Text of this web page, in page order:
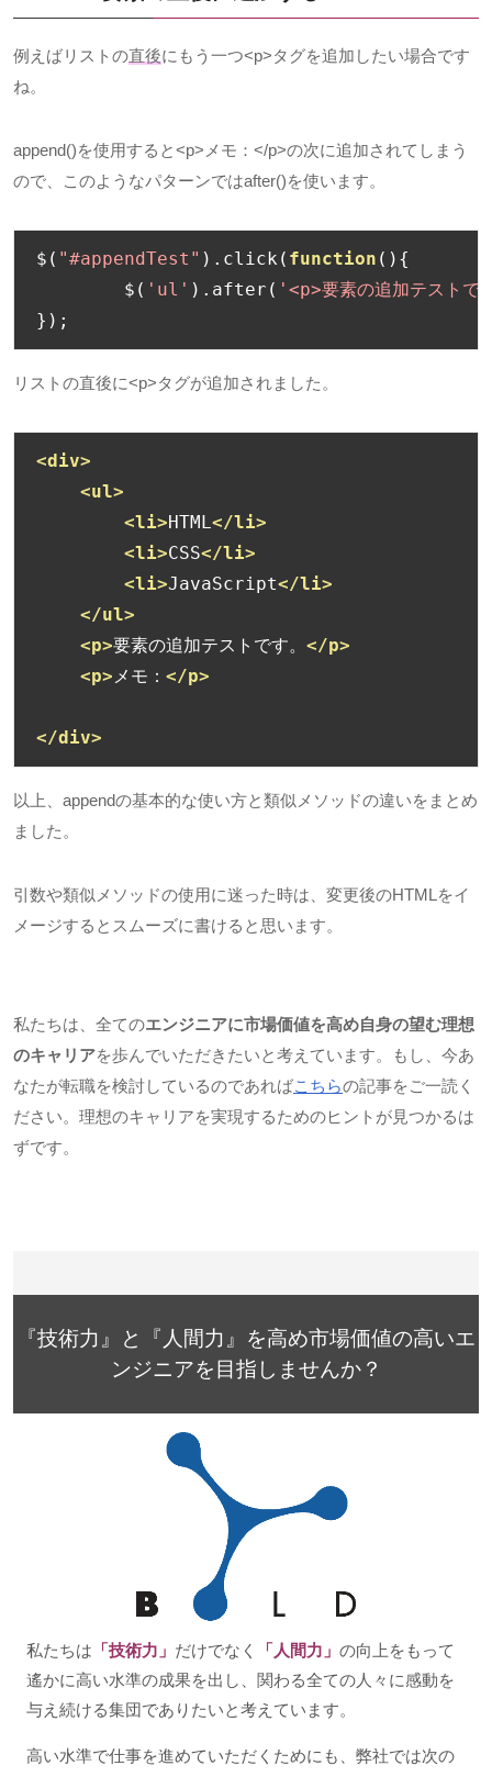
例えばリストの直後にもう一つ<p>タグを追加したい場合です
ね。
append()を使用すると<p>メモ： </p>の次に追加されてしまう
ので、このようなパターンではafter()を使います。
$ ( "#appendTest" ). click ( function (){
	$
( 'ul' ). after ( '<p>要素の追加テスト
});
リストの直後に<p>タグが追加されました。
<div>
<ul>
<li>HTML</li>
<li>CSS</li>
<li>JavaScript</li>
</ul>
<p>要素の追加テストです。 </p>
<p>メモ： </p>
</div>
以上、appendの基本的な使い方と類似メソッドの違いをまとめ
ました。
引数や類似メソッドの使用に迷った時は、変更後のHTMLをイ
メージするとスムーズに書けると思います。
私たちは、全てのエンジニアに市場価値を高め自身の望む理想
のキャリアを歩んでいただきたいと考えています。もし、今あ
なたが転職を検討しているのであればこちらの記事をご一読く
ださい。理想のキャリアを実現するためのヒントが見つかるは
ずです。
『技術力』と『人間力』を高め市場価値の高いエ
ンジニアを目指しませんか？
私たちは 「技術力」 だけでなく 「人間力」 の向上をもって
遙かに高い水準の成果を出し、関わる全ての人々に感動を
与え続ける集団でありたいと考えています。
高い水準で仕事を進めていただくためにも、弊社では次の